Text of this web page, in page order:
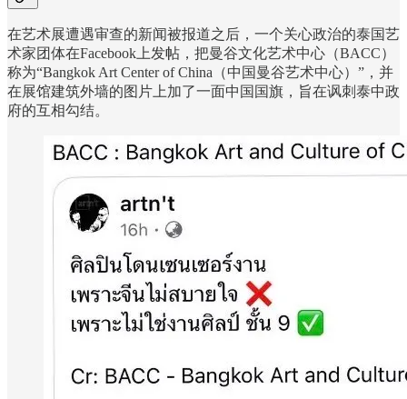
在艺术展遭遇审查的新闻被报道之后，一个关心政治的泰国艺
术家团体在Facebook上发帖，把曼谷文化艺术中心（BACC）
称为“Bangkok Art Center of China（中国曼谷艺术中心）”，并
在展馆建筑外墙的图片上加了一面中国国旗，旨在讽刺泰中政
府的互相勾结。